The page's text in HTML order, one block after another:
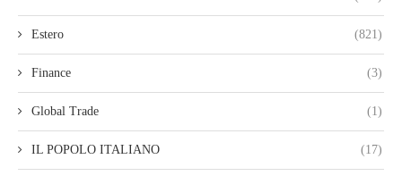
Estero (821)
Finance (3)
Global Trade (1)
IL POPOLO ITALIANO (17)